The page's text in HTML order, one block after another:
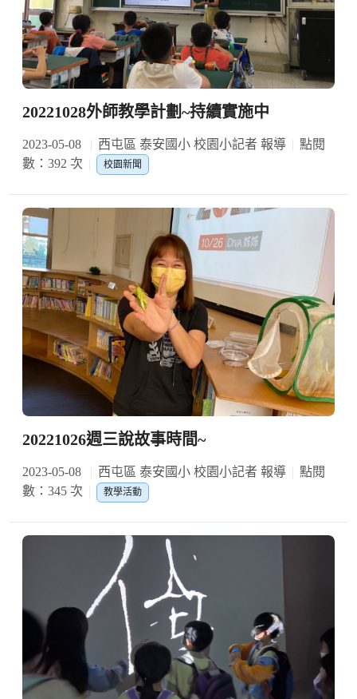
20221028外師教學計劃~持續實施中
2023-05-08 西屯區 泰安國小 校園小記者 報導
點閱
數：392 次
校園新聞
20221026週三說故事時間~
2023-05-08 西屯區 泰安國小 校園小記者 報導
點閱
數：345 次
教學活動